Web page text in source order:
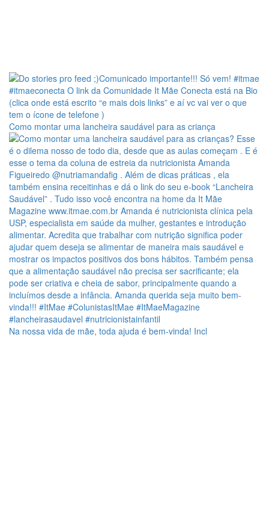
Como montar uma lancheira saudável para as criança
Na nossa vida de mãe, toda ajuda é bem-vinda! Incl